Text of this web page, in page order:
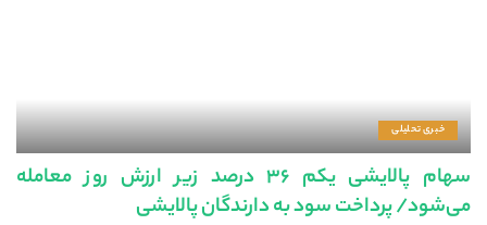
خبری تحلیلی
سهام پالایشی یکم ۳۶ درصد زیر ارزش روز معامله
می‌شود/ پرداخت سود به دارندگان پالایشی